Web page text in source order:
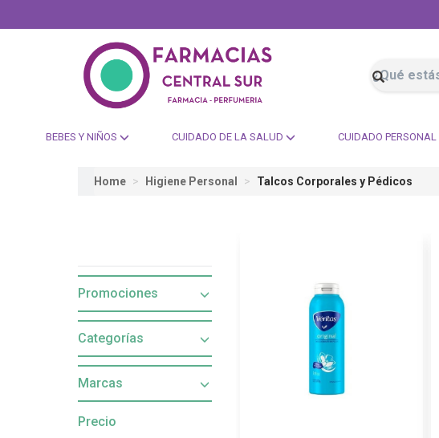
BEBES Y NIÑOS CUIDADO DE LA SALUD CUIDADO PERSONAL
Home Higiene Personal Talcos Corporales y Pédicos
Promociones
Categorías
Marcas
Precio